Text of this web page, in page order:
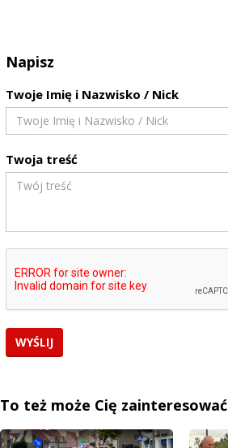
Napisz
Twoje Imię i Nazwisko / Nick
Twoja treść
To też może Cię zainteresować